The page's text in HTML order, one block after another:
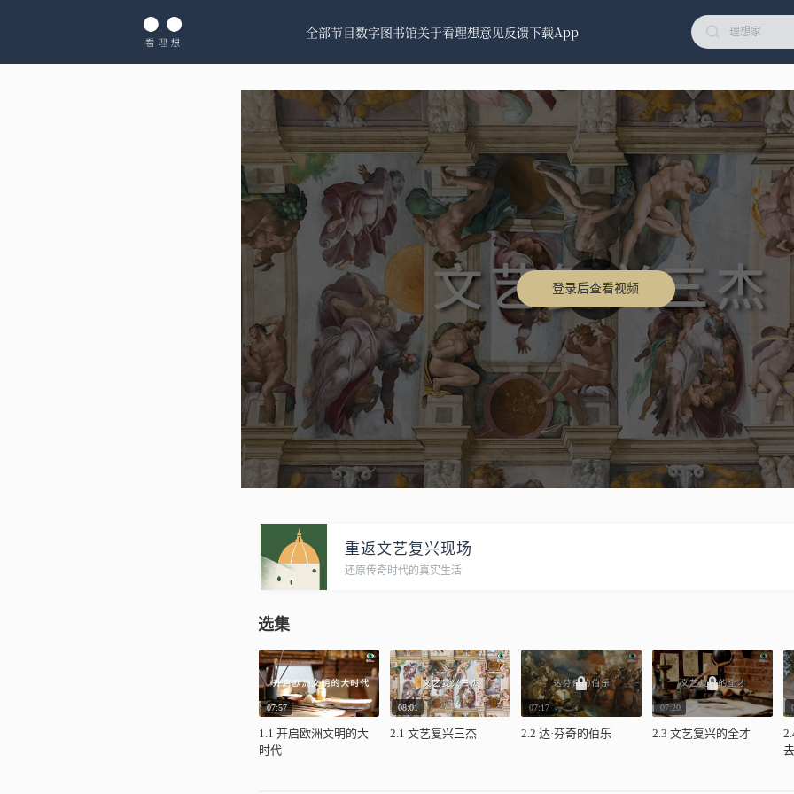
全部节目数字图书馆关于看理想意见反馈下载App
登录后查看视频
重返文艺复兴现场
还原传奇时代的真实生活
选集
07:57
1.1 开启欧洲文明的大
时代
08:01
2.1 文艺复兴三杰
07:17
2.2 达·芬奇的伯乐
07:20
2.3 文艺复兴的全才